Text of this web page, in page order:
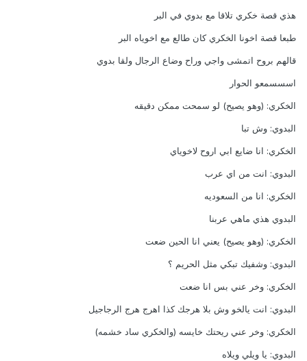
هذي قصة خكري تلاقا مع بدوي في البر
طبعا قصة اخونا الخكري كان طالع مع اخوياه البر
قالهم بروح اتمشى واجي وراح وضاع الرجال ولقا بدوي
اسسسمعو الحوار
الخكري: (وهو يصيح) لو سمحت ممكن دقيقه
البدوي: وش تبا
الخكري: انا ضايع ابي اروح لاخوياي
البدوي: انت من اي عرب
الخكري: انا من السعوديه
البدوي هذي ماهي عربنا
الخكري: (وهو يصيح) يعني انا الحين ضعت
البدوي: وشفيك تبكي مثل الحريم ؟
الخكري: وخر عني بس انا ضعت
البدوي: انت يالخو وش بلا هرجك كذا اهرج هرج الرجاجيل
الخكري: وخر عني ريحتك خايسه (والخكري ساد خشمه)
البدوي: يا ويلي ويلاه